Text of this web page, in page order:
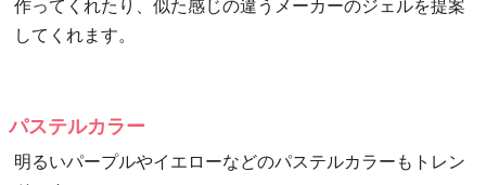
作ってくれたり、似た感じの違うメーカーのジェルを提案
してくれます。
パステルカラー
明るいパープルやイエローなどのパステルカラーもトレン